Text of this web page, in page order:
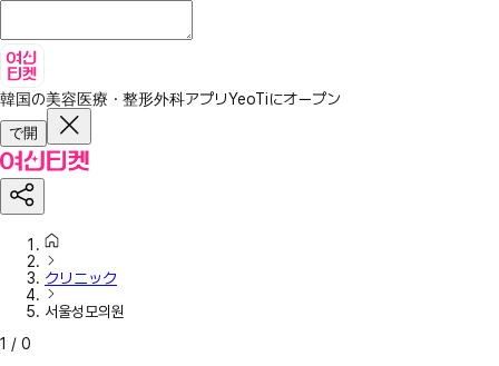
韓国の美容医療・整形外科アプリYeoTiにオープン
で開
クリニック
서울성모의원
1 / 0